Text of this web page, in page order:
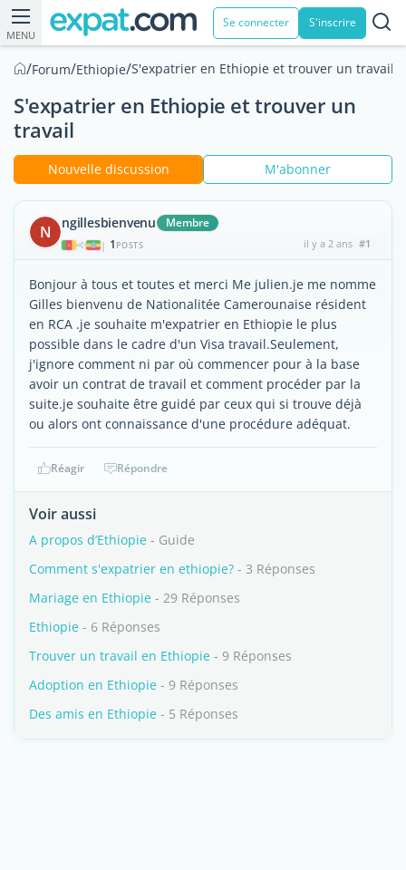
MENU
Se connecter S'inscrire
/Forum/Ethiopie/S'expatrier en Ethiopie et trouver un travail
S'expatrier en Ethiopie et trouver un
travail
Nouvelle discussion M'abonner
N ngillesbienvenu Membre
| 1 POSTS il y a 2 ans #1
Bonjour à tous et toutes et merci Me julien.je me nomme
Gilles bienvenu de Nationalitée Camerounaise résident
en RCA .je souhaite m'expatrier en Ethiopie le plus
possible dans le cadre d'un Visa travail.Seulement,
j'ignore comment ni par où commencer pour à la base
avoir un contrat de travail et comment procéder par la
suite.je souhaite être guidé par ceux qui si trouve déjà
ou alors ont connaissance d'une procédure adéquat.
Réagir Répondre
Voir aussi
A propos d’Ethiopie - Guide
Comment s'expatrier en ethiopie? - 3 Réponses
Mariage en Ethiopie - 29 Réponses
Ethiopie - 6 Réponses
Trouver un travail en Ethiopie - 9 Réponses
Adoption en Ethiopie - 9 Réponses
Des amis en Ethiopie - 5 Réponses